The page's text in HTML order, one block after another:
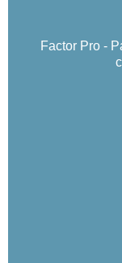
Factor Pro -